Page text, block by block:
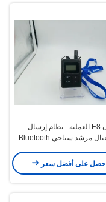
أذن E8 العملية - نظام إرسال
واستقبال مرشد سياحي Bluetooth
احصل على أفضل سعر